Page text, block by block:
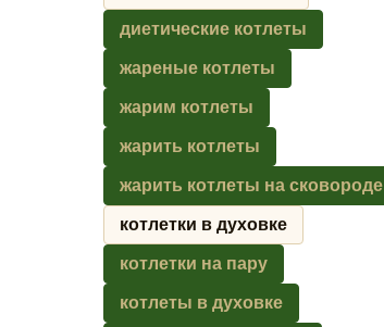
диетические котлеты
жареные котлеты
жарим котлеты
жарить котлеты
жарить котлеты на сковороде
котлетки в духовке
котлетки на пару
котлеты в духовке